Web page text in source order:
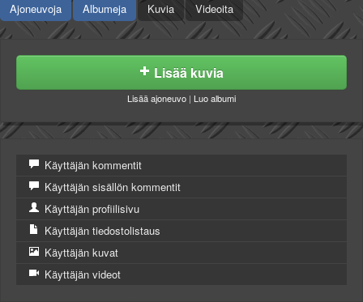
Ajoneuvoja Albumeja Kuvia Videoita
Lisää kuvia
Lisää ajoneuvo | Luo albumi
Käyttäjän kommentit
Käyttäjän sisällön kommentit
Käyttäjän profiilisivu
Käyttäjän tiedostolistaus
Käyttäjän kuvat
Käyttäjän videot